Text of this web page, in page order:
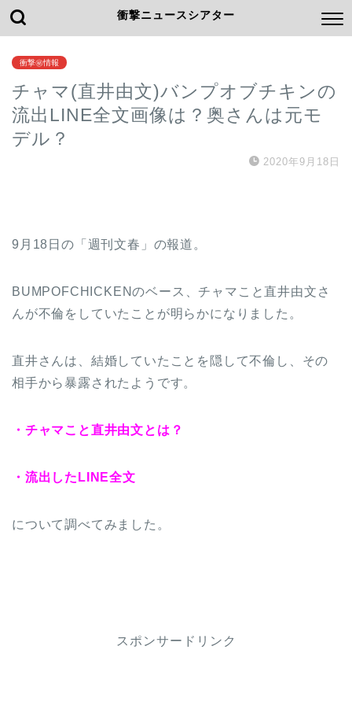
衝撃ニュースシアター
衝撃㊙情報
チャマ(直井由文)バンプオブチキンの
流出LINE全文画像は？奥さんは元モ
デル？
2020年9月18日
9月18日の「週刊文春」の報道。
BUMPOFCHICKENのベース、チャマこと直井由文さ
んが不倫をしていたことが明らかになりました。
直井さんは、結婚していたことを隠して不倫し、その
相手から暴露されたようです。
・チャマこと直井由文とは？
・流出したLINE全文
について調べてみました。
スポンサードリンク